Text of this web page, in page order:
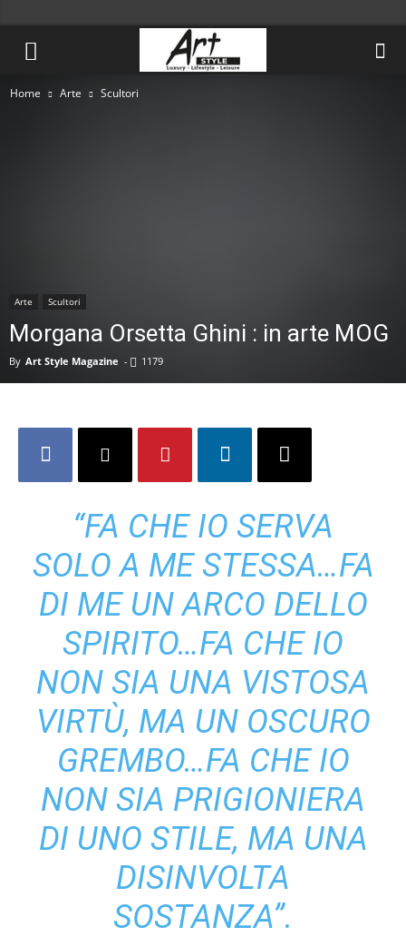
Home Arte Scultori
Arte Scultori
Morgana Orsetta Ghini : in arte MOG
By Art Style Magazine - 1179
“FA CHE IO SERVA
SOLO A ME STESSA…FA
DI ME UN ARCO DELLO
SPIRITO…FA CHE IO
NON SIA UNA VISTOSA
VIRTÙ, MA UN OSCURO
GREMBO…FA CHE IO
NON SIA PRIGIONIERA
DI UNO STILE, MA UNA
DISINVOLTA
SOSTANZA”.